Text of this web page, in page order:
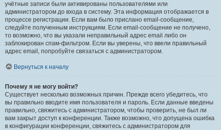
учётные записи были активированы пользователями или
администратором до входа в систему. Эта информация отображается в
процессе регистрации. Если вам было прислано email-сообщение,
следуйте полученным инструкциям. Если email-сообщение не получено,
то возможно, что вы указали неправильный адрес email либо он
заблокирован спам-фильтром. Если вы уверены, что ввели правильный
адрес email, попробуйте связаться с администратором.
Вернуться к началу
Почему я не могу войти?
Существует несколько возможных причин. Прежде всего убедитесь, что
вы правильно вводите имя пользователя и пароль. Если данные введены
правильно, свяжитесь с администратором, чтобы проверить, не был ли
вам закрыт доступ к конференции. Также возможно, что допущена ошибка
в конфигурации конференции, свяжитесь с администратором для